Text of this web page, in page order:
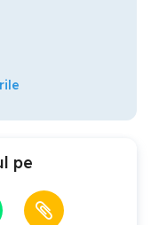
pe